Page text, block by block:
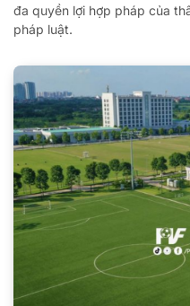
đa quyền lợi hợp pháp của
pháp luật.